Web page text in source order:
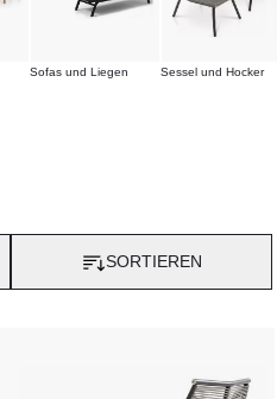
Sofas und Liegen Sessel und Hocker
SORTIEREN